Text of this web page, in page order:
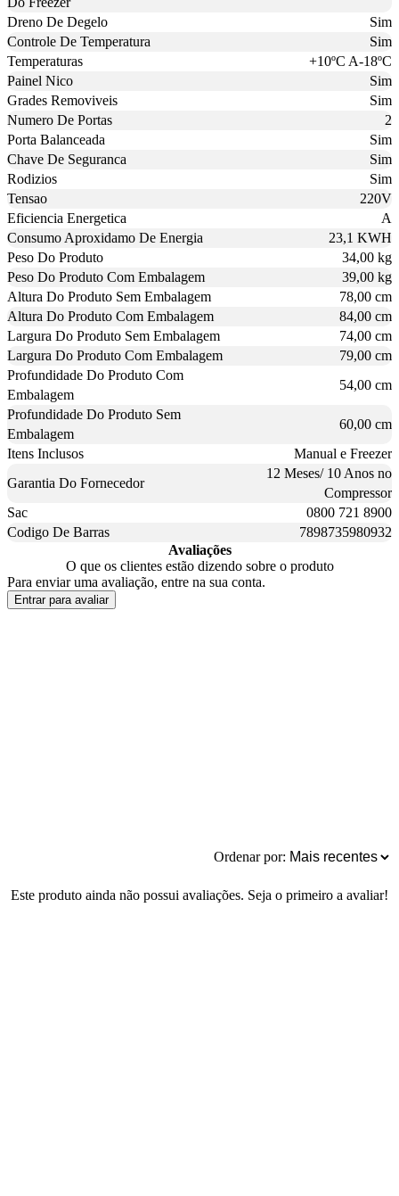
Dreno De Degelo
Sim
Controle De Temperatura
Sim
Temperaturas
+10ºC A-18ºC
Painel Nico
Sim
Grades Removiveis
Sim
Numero De Portas
2
Porta Balanceada
Sim
Chave De Seguranca
Sim
Rodizios
Sim
Tensao
220V
Eficiencia Energetica
A
Consumo Aproxidamo De Energia
23,1 KWH
Peso Do Produto
34,00 kg
Peso Do Produto Com Embalagem
39,00 kg
Altura Do Produto Sem Embalagem
78,00 cm
Altura Do Produto Com Embalagem
84,00 cm
Largura Do Produto Sem Embalagem
74,00 cm
Largura Do Produto Com Embalagem
79,00 cm
Profundidade Do Produto Com
Embalagem
54,00 cm
Profundidade Do Produto Sem
Embalagem
60,00 cm
Itens Inclusos
Manual e Freezer
Garantia Do Fornecedor
12 Meses/ 10 Anos no
Compressor
Sac
0800 721 8900
Codigo De Barras
7898735980932
Avaliações
O que os clientes estão dizendo sobre o produto
Para enviar uma avaliação, entre na sua conta.
Entrar para avaliar
Ordenar por:
Este produto ainda não possui avaliações. Seja o primeiro a avaliar!